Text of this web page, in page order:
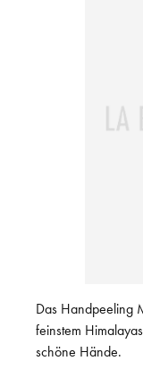
Das Handpeeling
feinstem
schöne Hände.